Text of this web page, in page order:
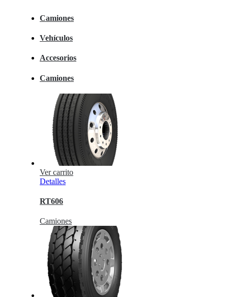
Camiones
Vehículos
Accesorios
Camiones
Ver carrito
Detalles
RT606
Camiones